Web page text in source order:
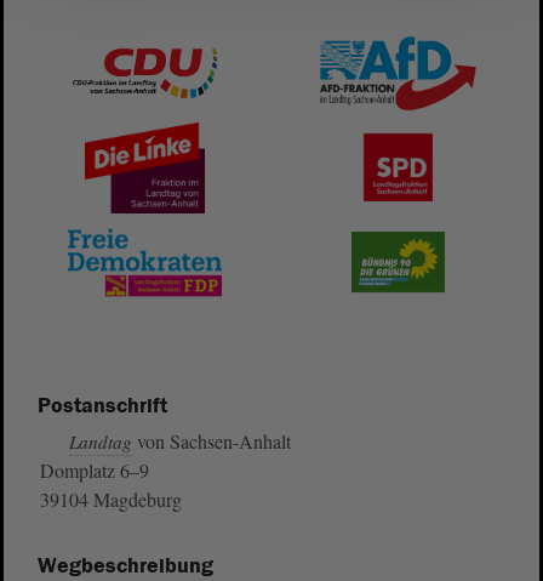
Postanschrift
Landtag von Sachsen-Anhalt
Domplatz 6–9
39104 Magdeburg
Wegbeschreibung